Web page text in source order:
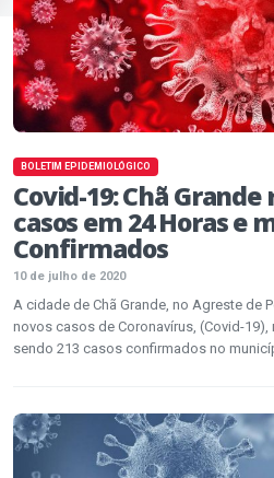
BOLETIM EPIDEMIOLÓGICO
Covid-19: Chã
casos em 24 Horas e
Confirmados
10 de julho de 2020
A cidade de Chã Grande, no Agreste de
novos casos de Coronavírus, (Covid-19),
sendo 213 casos confirmados no